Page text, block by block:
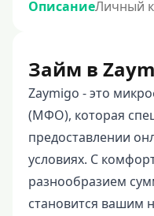
ОписаниеЛичный
Займ в
Zaymigo - это
(МФО), которая
предоставлении
условиях. С
разнообразием
становится